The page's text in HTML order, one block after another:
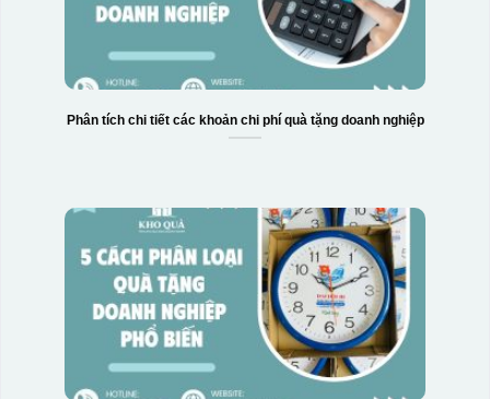
Phân tích chi tiết các khoản chi phí quà tặng doanh nghiệp